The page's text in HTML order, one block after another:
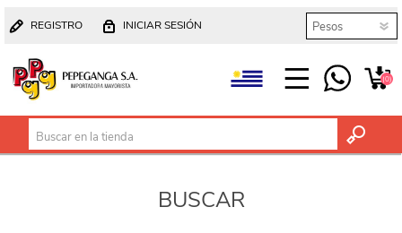
REGISTRO INICIAR SESIÓN
(0)
BUSCAR